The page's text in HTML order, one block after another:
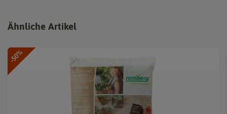
Ähnliche Artikel
-50%